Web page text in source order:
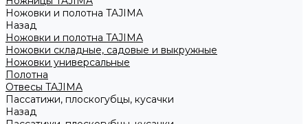
Ножовки и полотна TAJIMA
Назад
Ножовки и полотна TAJIMA
Ножовки складные, садовые и выкружные
Ножовки универсальные
Полотна
Отвесы TAJIMA
Пассатижи, плоскогубцы, кусачки
Назад